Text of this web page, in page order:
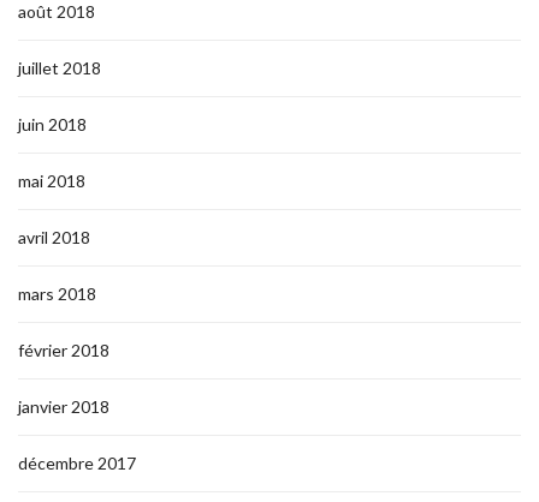
août 2018
juillet 2018
juin 2018
mai 2018
avril 2018
mars 2018
février 2018
janvier 2018
décembre 2017